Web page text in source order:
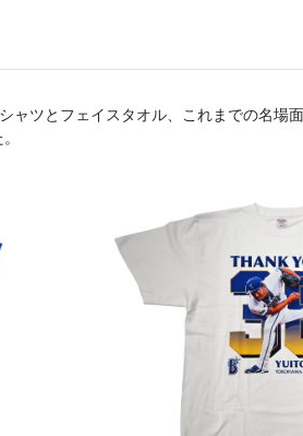
ャツとフェイスタオル、これまでの名場